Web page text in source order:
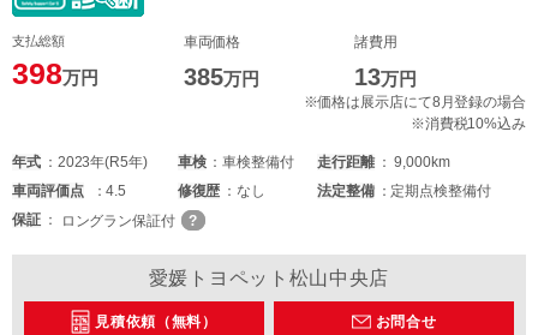
支払総額
398万円
車両価格
385万円
諸費用
13万円
※価格は展示店にて8月登録の場合
※消費税10%込み
年式 2023年(R5年) 車検 車検整備付 走行距離
9,000km
車両評価点 4.5 修復歴 なし 法定整備
定期点検整備付
保証
ロングラン保証付
愛媛トヨペット松山中央店
見積依頼（無料） お問合せ